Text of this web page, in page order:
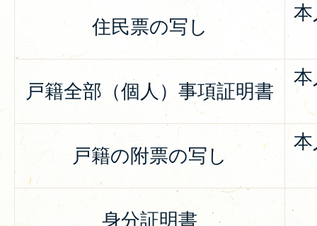
住民票の写し
戸籍全部（個人）事項証明書
戸籍の附票の写し
身分証明書